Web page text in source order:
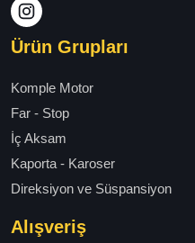
Ürün Grupları
Komple Motor
Far - Stop
İç Aksam
Kaporta - Karoser
Direksiyon ve Süspansiyon
Alışveriş